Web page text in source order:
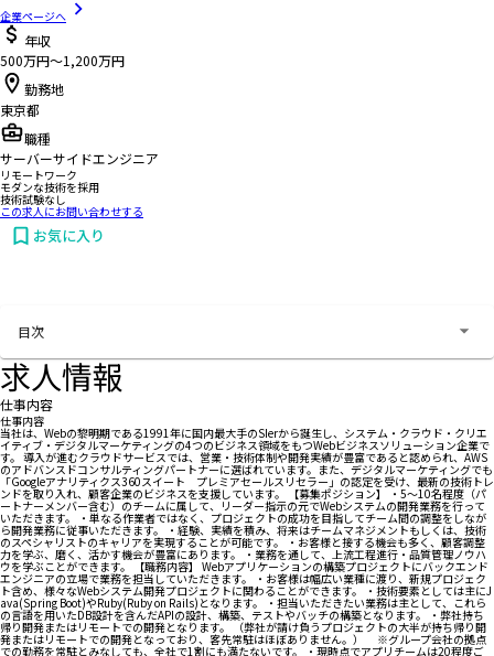
企業ページへ
年収
500万円〜1,200万円
勤務地
東京都
職種
サーバーサイドエンジニア
リモートワーク
モダンな技術を採用
技術試験なし
この求人にお問い合わせする
お気に入り
目次
求人情報
仕事内容
仕事内容
当社は、Webの黎明期である1991年に国内最大手のSIerから誕生し、システム・クラウド・クリエ
イティブ・デジタルマーケティングの4つのビジネス領域をもつWebビジネスソリューション企業で
す。 導入が進むクラウドサービスでは、営業・技術体制や開発実績が豊富であると認められ、AWS
のアドバンスドコンサルティングパートナーに選ばれています。また、デジタルマーケティングでも
「Googleアナリティクス360スイート プレミアセールスリセラー」の認定を受け、最新の技術トレ
ンドを取り入れ、顧客企業のビジネスを支援しています。 【募集ポジション】 ・5～10名程度（パ
ートナーメンバー含む）のチームに属して、リーダー指示の元でWebシステムの開発業務を行って
いただきます。 ・単なる作業者ではなく、プロジェクトの成功を目指してチーム間の調整をしなが
ら開発業務に従事いただきます。 ・経験、実績を積み、将来はチームマネジメントもしくは、技術
のスペシャリストのキャリアを実現することが可能です。 ・お客様と接する機会も多く、顧客調整
力を学ぶ、磨く、活かす機会が豊富にあります。 ・業務を通して、上流工程進行・品質管理ノウハ
ウを学ぶことができます。 【職務内容】 Webアプリケーションの構築プロジェクトにバックエンド
エンジニアの立場で業務を担当していただきます。 ・お客様は幅広い業種に渡り、新規プロジェク
ト含め、様々なWebシステム開発プロジェクトに関わることができます。 ・技術要素としては主にJ
ava(Spring Boot)やRuby(Ruby on Rails)となります。 ・担当いただきたい業務は主として、これら
の言語を用いたDB設計を含んだAPIの設計、構築、テストやバッチの構築となります。 ・弊社持ち
帰り開発またはリモートでの開発となります。 （弊社が請け負うプロジェクトの大半が持ち帰り開
発またはリモートでの開発となっており、客先常駐はほぼありません。） ※グループ会社の拠点
での勤務を常駐とみなしても、全社で1割にも満たないです。 ・現時点でアプリチームは20程度ご